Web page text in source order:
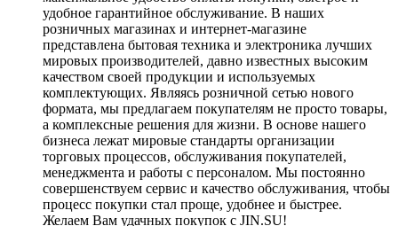
удобное гарантийное обслуживание. В наших
розничных магазинах и интернет-магазине
представлена бытовая техника и электроника лучших
мировых производителей, давно известных высоким
качеством своей продукции и используемых
комплектующих. Являясь розничной сетью нового
формата, мы предлагаем покупателям не просто товары,
а комплексные решения для жизни. В основе нашего
бизнеса лежат мировые стандарты организации
торговых процессов, обслуживания покупателей,
менеджмента и работы с персоналом. Мы постоянно
совершенствуем сервис и качество обслуживания, чтобы
процесс покупки стал проще, удобнее и быстрее.
Желаем Вам удачных покупок с JIN.SU!